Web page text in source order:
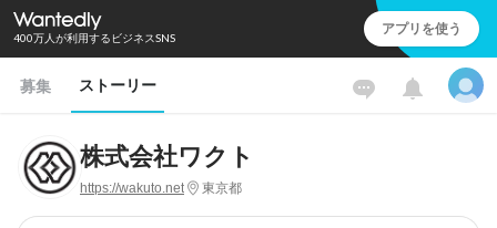
400万人が利用するビジネスSNS アプリを使う
募集 ストーリー
株式会社ワクト
https://wakuto.net 東京都